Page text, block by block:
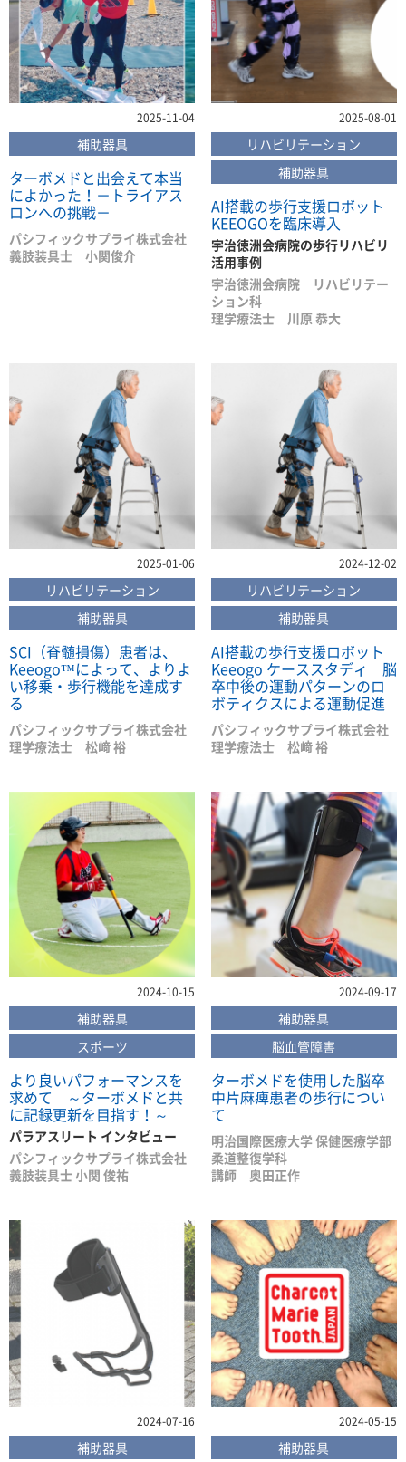
2025-11-04
補助器具
ターボメドと出会えて本当
によかった！－トライアス
ロンへの挑戦－
パシフィックサプライ株式会社
義肢装具士 小関俊介
2025-08-01
リハビリテーション
補助器具
AI搭載の歩行支援ロボット
KEEOGOを臨床導入
宇治徳洲会病院の歩行リハビリ
活用事例
宇治徳洲会病院 リハビリテー
ション科
理学療法士 川原 恭大
2025-01-06
リハビリテーション
補助器具
SCI（脊髄損傷）患者は、
Keeogo™によって、よりよ
い移乗・歩行機能を達成す
る
パシフィックサプライ株式会社
理学療法士 松﨑 裕
2024-12-02
リハビリテーション
補助器具
AI搭載の歩行支援ロボット
Keeogo ケーススタディ 脳
卒中後の運動パターンのロ
ボティクスによる運動促進
パシフィックサプライ株式会社
理学療法士 松﨑 裕
2024-10-15
補助器具
スポーツ
より良いパフォーマンスを
求めて ～ターボメドと共
に記録更新を目指す！～
パラアスリート インタビュー
パシフィックサプライ株式会社
義肢装具士 小関 俊祐
2024-09-17
補助器具
脳血管障害
ターボメドを使用した脳卒
中片麻痺患者の歩行につい
て
明治国際医療大学 保健医療学部
柔道整復学科
講師 奥田正作
2024-07-16
補助器具
2024-05-15
補助器具